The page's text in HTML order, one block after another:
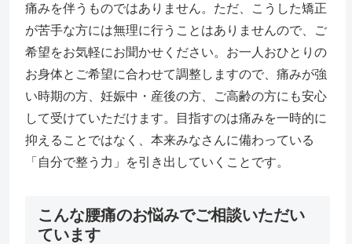
痛みを伴うものではありません。ただ、こうした矯正
が苦手な方には無理に行うことはありませんので、ご
希望をお気軽にお聞かせください。お一人おひとりの
お身体とご希望に合わせて調整しますので、痛みが強
い時期の方、妊娠中・産後の方、ご高齢の方にも安心
して受けていただけます。目指すのは痛みを一時的に
抑えることではなく、本来みなさんに備わっている
「自分で整う力」を引き出していくことです。
こんな腰痛のお悩みでご相談いただい
ています